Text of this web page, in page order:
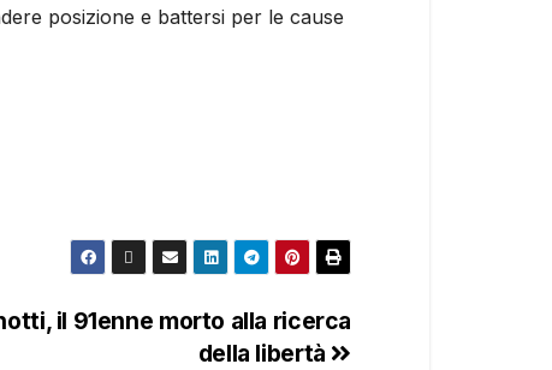
posizione e battersi per le cause
il 91enne morto alla ricerca
della libertà